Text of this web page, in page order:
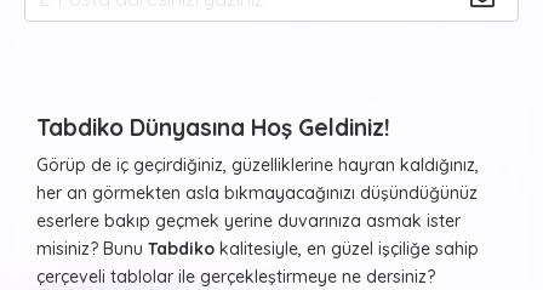
Tabdiko Dünyasına Hoş Geldiniz!
Görüp de iç geçirdiğiniz, güzelliklerine hayran kaldığınız,
her an görmekten asla bıkmayacağınızı düşündüğünüz
eserlere bakıp geçmek yerine duvarınıza asmak ister
misiniz? Bunu Tabdiko kalitesiyle, en güzel işçiliğe sahip
çerçeveli tablolar ile gerçekleştirmeye ne dersiniz?